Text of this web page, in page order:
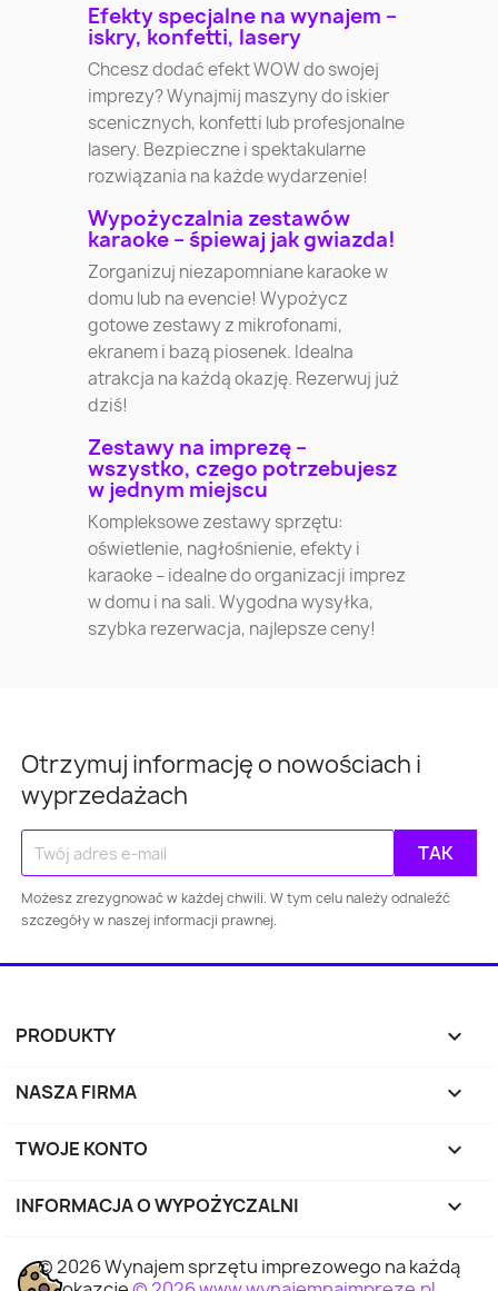
Warszawa Kraków Łódź
Gdańsk Szczecin Bydgoszcz
Katowice Gdynia
Rybnik
Dąbrowa
Efekty specjalne na wynajem –
iskry, konfetti, lasery
Chcesz dodać efekt WOW do swojej
imprezy? Wynajmij maszyny do iskier
scenicznych, konfetti lub profesjonalne
lasery. Bezpieczne i spektakularne
rozwiązania na każde wydarzenie!
Wypożyczalnia zestawów
karaoke – śpiewaj jak gwiazda!
Zorganizuj niezapomniane karaoke w
domu lub na evencie! Wypożycz
gotowe zestawy z mikrofonami,
ekranem i bazą piosenek. Idealna
atrakcja na każdą okazję. Rezerwuj już
dziś!
Zestawy na imprezę –
wszystko, czego potrzebujesz
w jednym miejscu
Kompleksowe zestawy sprzętu:
oświetlenie, nagłośnienie, efekty i
karaoke – idealne do organizacji imprez
w domu i na sali. Wygodna wysyłka,
szybka rezerwacja, najlepsze ceny!
Otrzymuj informację o nowościach i
wyprzedażach
Możesz zrezygnować w każdej chwili. W tym celu należy odnaleźć
szczegóły w naszej informacji prawnej.
PRODUKTY 
NASZA FIRMA 
TWOJE KONTO 
INFORMACJA O WYPOŻYCZALNI keyboard_arrow_down
© 2026 Wynajem sprzętu imprezowego na każdą